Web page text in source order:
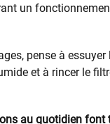
un
pense à
et à rincer le
au quotidien font